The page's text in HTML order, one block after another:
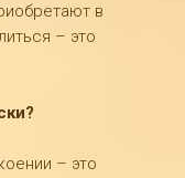
в
– это
– это